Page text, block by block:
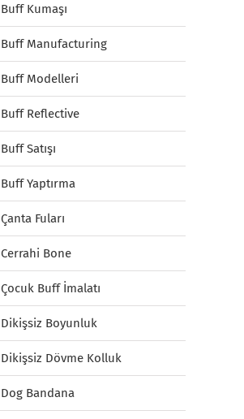
Buff Kumaşı
Buff Manufacturing
Buff Modelleri
Buff Reflective
Buff Satışı
Buff Yaptırma
Çanta Fuları
Cerrahi Bone
Çocuk Buff İmalatı
Dikişsiz Boyunluk
Dikişsiz Dövme Kolluk
Dog Bandana